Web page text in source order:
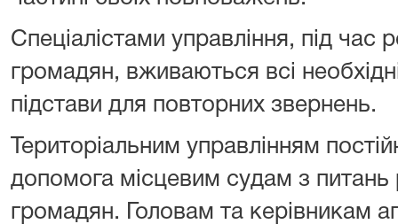
Спеціалістами управління, під час
громадян, вживаються всі
підстави для повторних звернень.
Територіальним управлінням
допомога місцевим судам з питань
громадян. Головам та керівникам